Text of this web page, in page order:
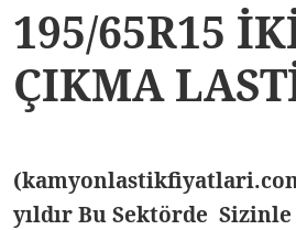
195/65R15
ÇIKMA
(kamyonlastikfiyatlari.com
yıldır Bu Sektörde